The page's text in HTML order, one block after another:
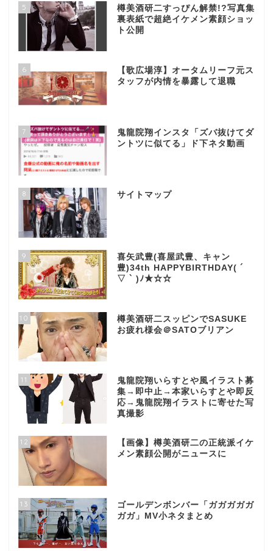
5
樽美酒研二すっぴん解禁!?写真集
裏表紙で超絶イケメン素顔ショッ
ト公開
6
【歌広場淳】オータムリーフ元ス
タッフが内情を暴露して退職
7
鬼龍院翔インスタ「ズバ抜けてダ
ントツに似てる」ド下ネタ動画
8 サイトマップ
9
喜矢武豊(喜屋武豊、キャン
豊)34th HAPPYBIRTHDAY( ´
▽ ` )ﾉ★☆☆
10
樽美酒研二スッピンでSASUKE
お疲れ様会＠SATOブリアン
11
鬼龍院翔いらすとや風イラスト募
集→即中止→本家いらすとや即反
応→鬼龍院翔イラストに寄せた写
真撮影
12
【画像】樽美酒研二の正統派イケ
メン素顔公開がニュースに
13
ゴールデンボンバー「ガガガガガ
ガガ」MV小ネタまとめ